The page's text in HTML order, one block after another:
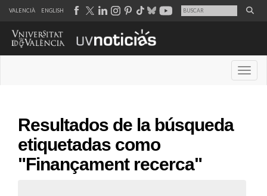
VALENCIÀ ENGLISH
Resultados de la búsqueda
etiquetadas como
"Finançament recerca"